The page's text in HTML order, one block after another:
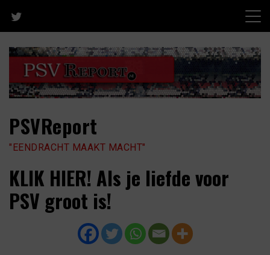
content
PSVReport
"EENDRACHT MAAKT MACHT"
KLIK HIER! Als je liefde voor
PSV groot is!